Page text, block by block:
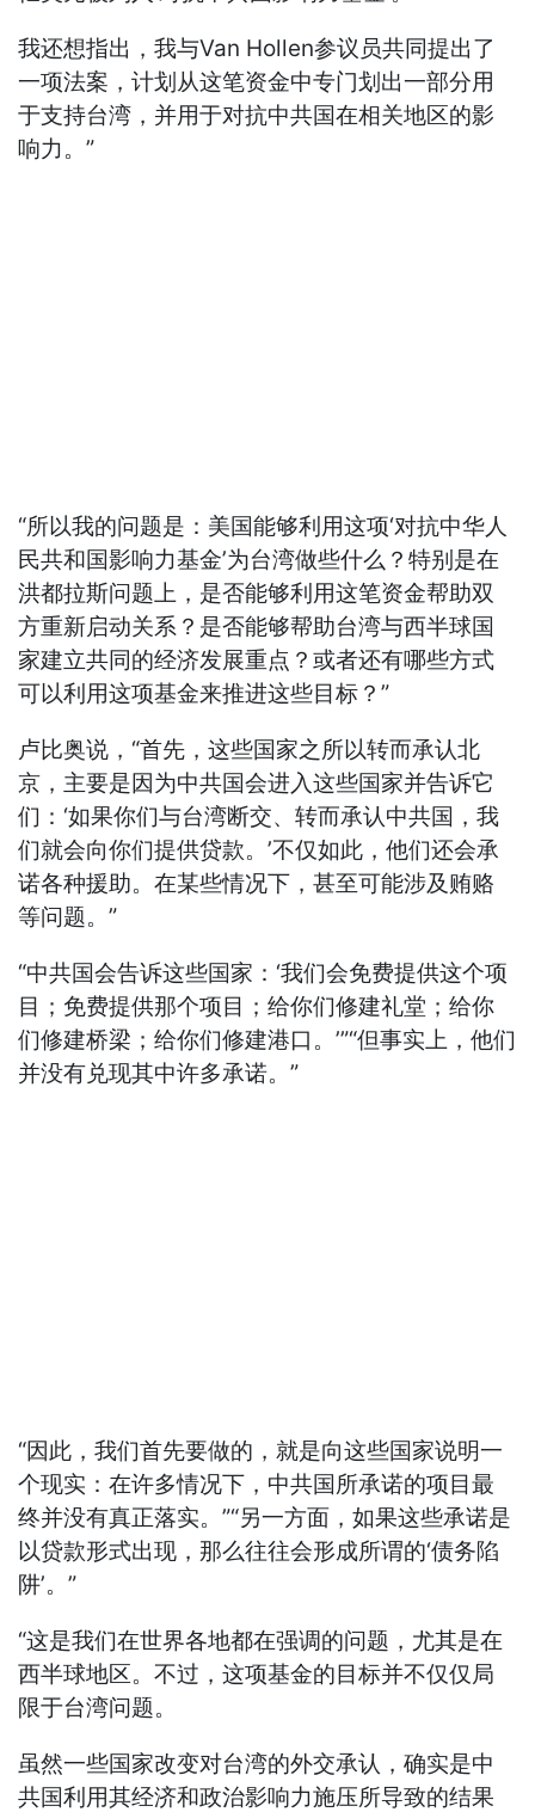
我还想指出，我与Van Hollen参议员共同提出了
一项法案，计划从这笔资金中专门划出一部分用
于支持台湾，并用于对抗中共国在相关地区的影
响力。”
“所以我的问题是：美国能够利用这项‘对抗中华人
民共和国影响力基金’为台湾做些什么？特别是在
洪都拉斯问题上，是否能够利用这笔资金帮助双
方重新启动关系？是否能够帮助台湾与西半球国
家建立共同的经济发展重点？或者还有哪些方式
可以利用这项基金来推进这些目标？”
卢比奥说，“首先，这些国家之所以转而承认北
京，主要是因为中共国会进入这些国家并告诉它
们：‘如果你们与台湾断交、转而承认中共国，我
们就会向你们提供贷款。’不仅如此，他们还会承
诺各种援助。在某些情况下，甚至可能涉及贿赂
等问题。”
“中共国会告诉这些国家：‘我们会免费提供这个项
目；免费提供那个项目；给你们修建礼堂；给你
们修建桥梁；给你们修建港口。’”“但事实上，他们
并没有兑现其中许多承诺。”
“因此，我们首先要做的，就是向这些国家说明一
个现实：在许多情况下，中共国所承诺的项目最
终并没有真正落实。”“另一方面，如果这些承诺是
以贷款形式出现，那么往往会形成所谓的‘债务陷
阱’。”
“这是我们在世界各地都在强调的问题，尤其是在
西半球地区。不过，这项基金的目标并不仅仅局
限于台湾问题。
虽然一些国家改变对台湾的外交承认，确实是中
共国利用其经济和政治影响力施压所导致的结果